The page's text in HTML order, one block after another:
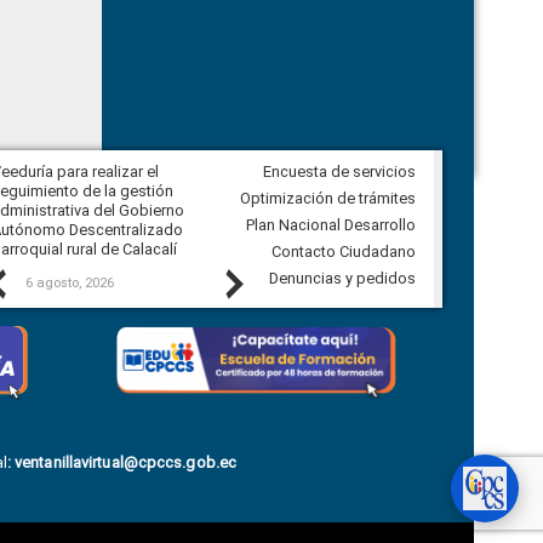
Previous
para realizar el
de la gestión
del Gobierno
Descentralizado
rural de Calacalí
6 agosto, 2026
Veeduría para vigilar los acuerdos,
derivados de la Audiencia Pública
comunidad Urbina, parroquia la
Carolina
5 agosto, 2026
Next
Encuesta de servicios
Optimización de trámites
Plan Nacional Desarrollo
Contacto Ciudadano
Denuncias y pedidos
:ventanillavirtual@cpccs.gob.ec